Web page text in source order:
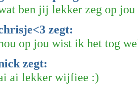
ben jij lekker zeg op
zegt:
op jou wist ik het tog
zegt:
ai lekker wijfiee :)